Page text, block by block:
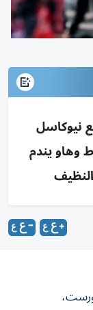
نيوكاسل
وهاو يندم